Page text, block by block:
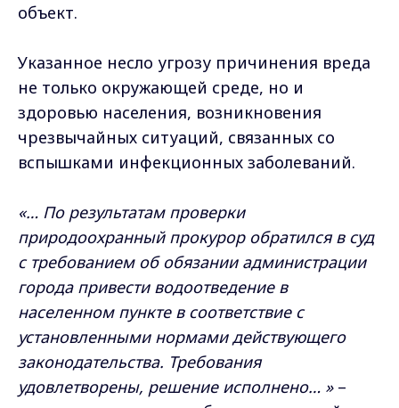
объект.
Указанное несло угрозу причинения вреда
не только окружающей среде, но и
здоровью населения, возникновения
чрезвычайных ситуаций, связанных со
вспышками инфекционных заболеваний.
«… По результатам проверки
природоохранный прокурор обратился в суд
с требованием об обязании администрации
города привести водоотведение в
населенном пункте в соответствие с
установленными нормами действующего
законодательства. Требования
удовлетворены, решение исполнено… »–